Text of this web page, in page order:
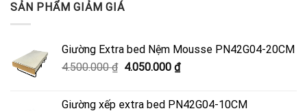
SẢN PHẨM GIẢM GIÁ
Giường Extra bed Nệm Mousse PN42G04-20CM
4.500.000₫ Giá
4.050.000 ₫Giá
Giường xếp extra bed PN42G04-10CM